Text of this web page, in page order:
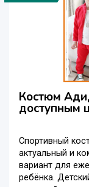
Костюм
доступным
Спортивный
актуальный и
вариант для
ребёнка.